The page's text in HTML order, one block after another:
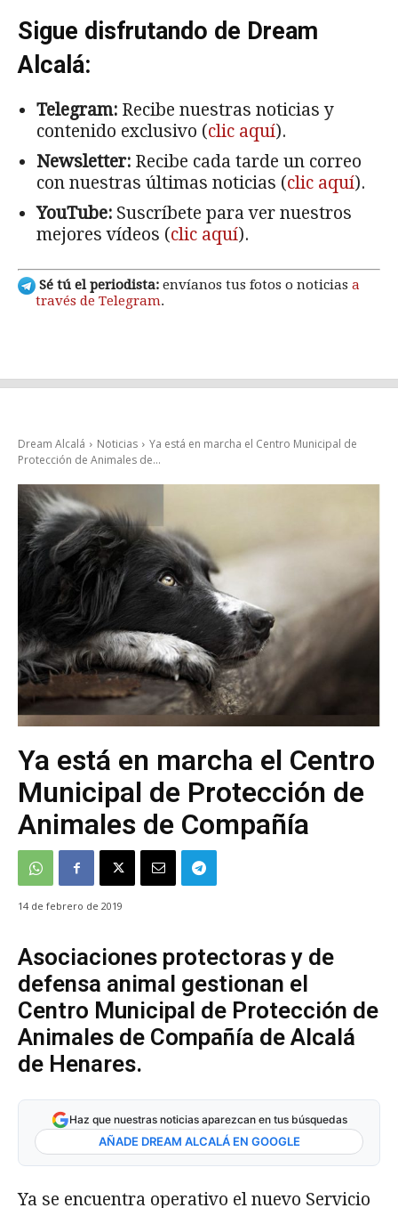
Sigue disfrutando de Dream
Alcalá:
Telegram: Recibe nuestras noticias y
contenido exclusivo (clic aquí).
Newsletter: Recibe cada tarde un correo
con nuestras últimas noticias (clic aquí).
YouTube: Suscríbete para ver nuestros
mejores vídeos (clic aquí).
Sé tú el periodista: envíanos tus fotos o noticias a
través de Telegram.